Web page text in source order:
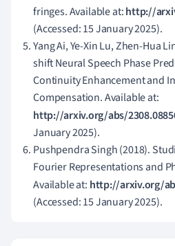
fringes. Available at:http://
(Accessed: 15 January 2025).
Yang Ai, Ye-Xin Lu, Zhen-Hua
shift Neural Speech Phase
Continuity Enhancement and
Compensation. Available at:
http://arxiv.org/abs/
January 2025).
Pushpendra Singh (2018).
Fourier Representations and
Available at: http://arxiv.org/
(Accessed: 15 January 2025).